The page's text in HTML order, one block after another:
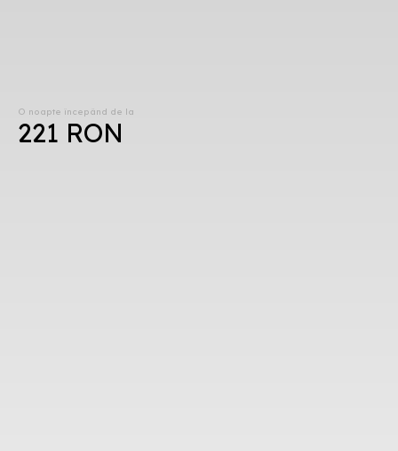
O noapte începând de la
221 RON